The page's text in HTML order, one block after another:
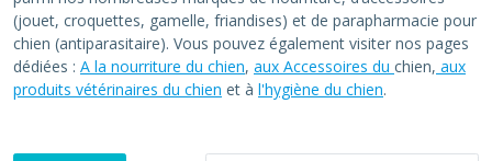
(jouet, croquettes, gamelle, friandises) et de parapharmacie pour
chien (antiparasitaire). Vous pouvez également visiter nos pages
dédiées : A la nourriture du chien, aux Accessoires du chien, aux
produits vétérinaires du chien et à l'hygiène du chien.